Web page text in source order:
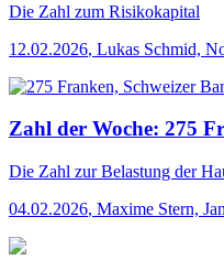
Die Zahl zum Risikokapital
12.02.2026, Lukas Schmid,
Zahl der Woche: 275
Die Zahl zur Belastung der
04.02.2026, Maxime Stern,